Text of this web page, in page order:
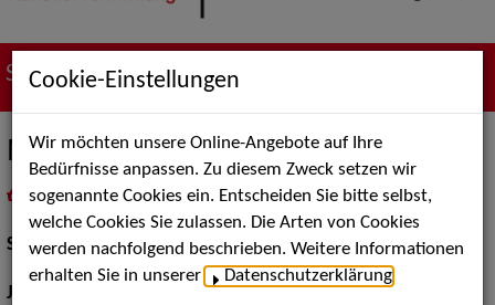
Suche nach Künstler*innen
Melanie Böhm
als PDF speichern
inMeine Merklistelegen
Schauspiel:Bühne
Jahrgang:
Cookie-Einstellungen
Wir möchten unsere Online-Angebote auf Ihre
Bedürfnisse anpassen. Zu diesem Zweck setzen wir
sogenannte Cookies ein. Entscheiden Sie bitte selbst,
welche Cookies Sie zulassen. Die Arten von Cookies
werden nachfolgend beschrieben. Weitere Informationen
erhalten Sie in unserer
Datenschutzerklärung